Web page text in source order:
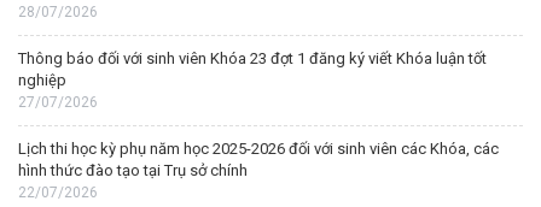
28/07/2026
Thông báo đối với sinh viên Khóa 23 đợt 1 đăng ký viết Khóa luận tốt
nghiệp
27/07/2026
Lịch thi học kỳ phụ năm học 2025-2026 đối với sinh viên các Khóa, các
hình thức đào tạo tại Trụ sở chính
22/07/2026